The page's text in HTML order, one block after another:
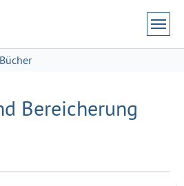
Bücher
Bereicherung